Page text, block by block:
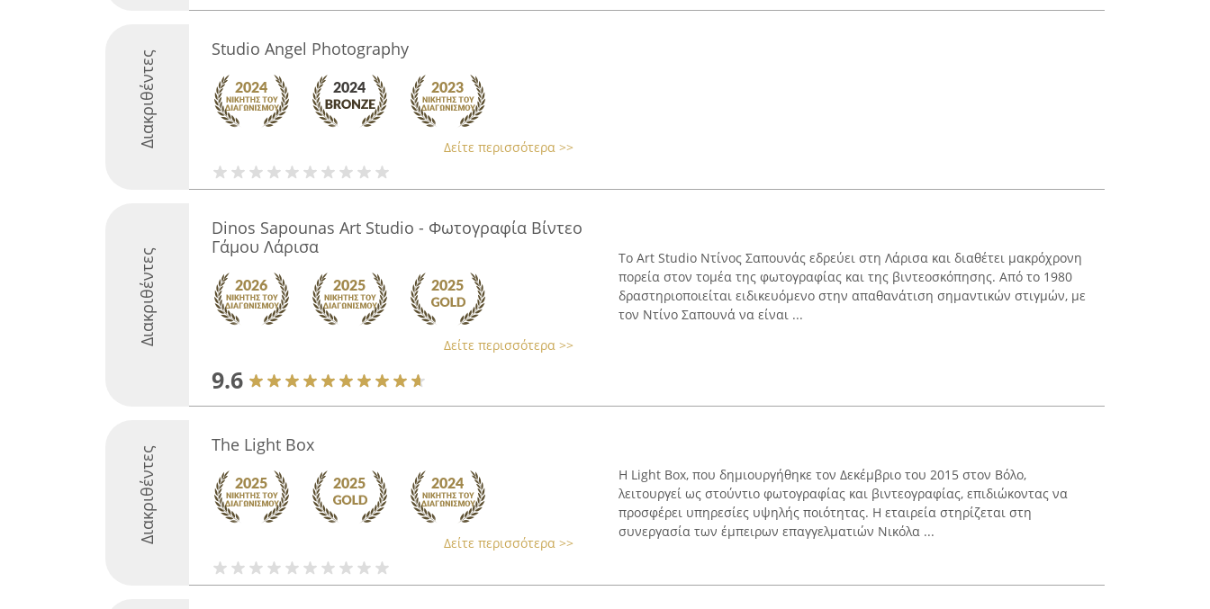
Διακριθέντες
Studio Angel Photography
Δείτε περισσότερα >>
Διακριθέντες
Dinos Sapounas Art Studio - Φωτογραφία Βίντεο
Γάμου Λάρισα
Δείτε περισσότερα >>
9.6
Το Art Studio Ντίνος Σαπουνάς εδρεύει στη Λάρισα και διαθέτει μακρόχρονη
πορεία στον τομέα της φωτογραφίας και της βιντεοσκόπησης. Από το 1980
δραστηριοποιείται ειδικευόμενο στην απαθανάτιση σημαντικών στιγμών, με
τον Ντίνο Σαπουνά να είναι ...
Διακριθέντες
The Light Box
Δείτε περισσότερα >>
Η Light Box, που δημιουργήθηκε τον Δεκέμβριο του 2015 στον Βόλο,
λειτουργεί ως στούντιο φωτογραφίας και βιντεογραφίας, επιδιώκοντας να
προσφέρει υπηρεσίες υψηλής ποιότητας. Η εταιρεία στηρίζεται στη
συνεργασία των έμπειρων επαγγελματιών Νικόλα ...